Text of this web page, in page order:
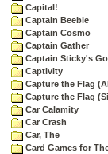
Capital!
Captain Beeble
Captain Cosmo
Captain Gather
Captain Sticky's
Captivity
Capture the Flag
Capture the Flag
Car Calamity
Car Crash
Car, The
Card Games for